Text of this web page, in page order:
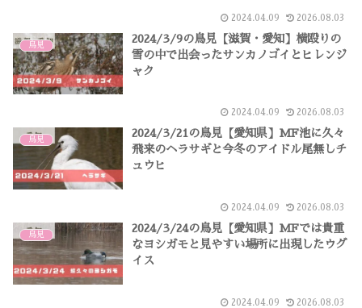
2024.04.09 2026.08.03
鳥見
2024/3/9の鳥見【滋賀・愛知】横殴りの
雪の中で出会ったサンカノゴイとヒレンジ
ャク
2024.04.09 2026.08.03
鳥見
2024/3/21の鳥見【愛知県】MF池に久々
飛来のヘラサギと今冬のアイドル尾無しチ
ュウヒ
2024.04.09 2026.08.03
鳥見
2024/3/24の鳥見【愛知県】MFでは貴重
なヨシガモと見やすい場所に出現したウグ
イス
2024.04.09 2026.08.03